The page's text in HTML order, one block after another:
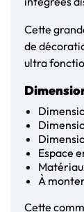
Cette
de
ultra
Espace
À
Cette